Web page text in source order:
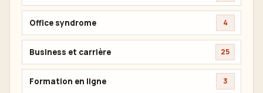
Office syndrome 4
Business et carrière 25
Formation en ligne 3